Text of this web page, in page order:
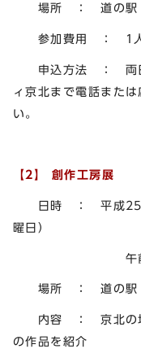
場所 ： 道の駅「
参加費用 ： 1人
申込方法 ： 両日
ィ京北まで電話また
い。
【2】 創作工房展
日時 ： 平成25年
曜日）
午前9時～
場所 ： 道の駅「
内容 ： 京北の地
の作品を紹介